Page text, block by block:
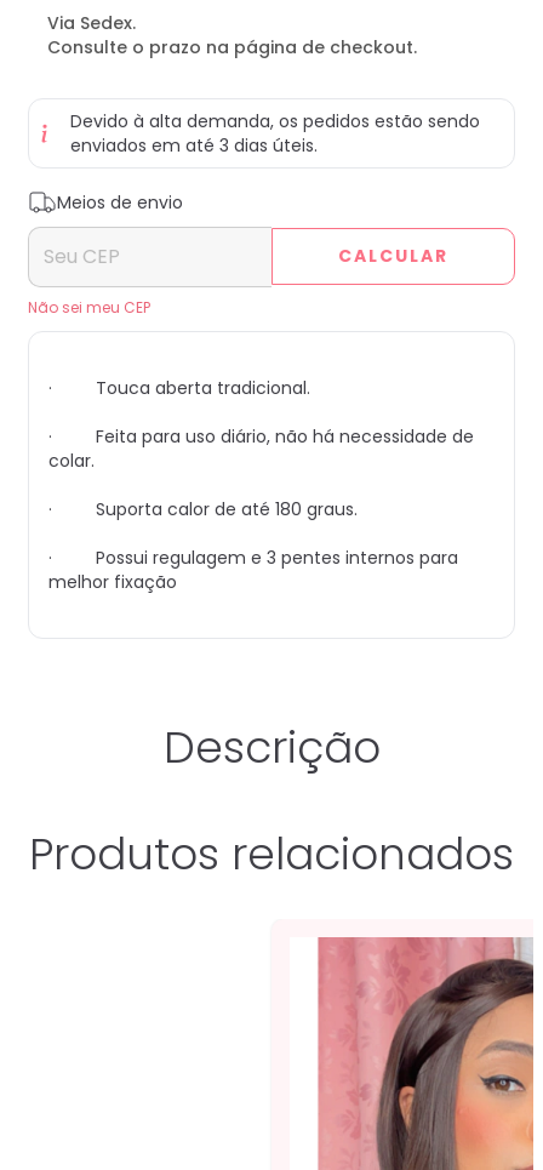
Via Sedex.
Consulte o prazo na página de checkout.
Devido à alta demanda, os pedidos estão sendo
enviados em até 3 dias úteis.
Entregas para o CEP:
Meios de envio
CALCULAR
Não sei meu CEP
· Touca aberta tradicional.
· Feita para uso diário, não há necessidade de
colar.
· Suporta calor de até 180 graus.
· Possui regulagem e 3 pentes internos para
melhor fixação
Descrição
Produtos relacionados